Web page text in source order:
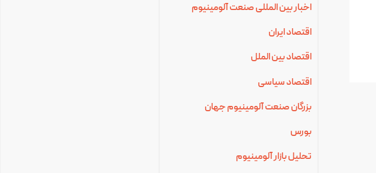
اخبار بین المللی صنعت آلومینیوم
اقتصاد ایران
اقتصاد بین الملل
اقتصاد سیاسی
بزرگان صنعت آلومینیوم جهان
بورس
تحلیل بازار آلومینیوم